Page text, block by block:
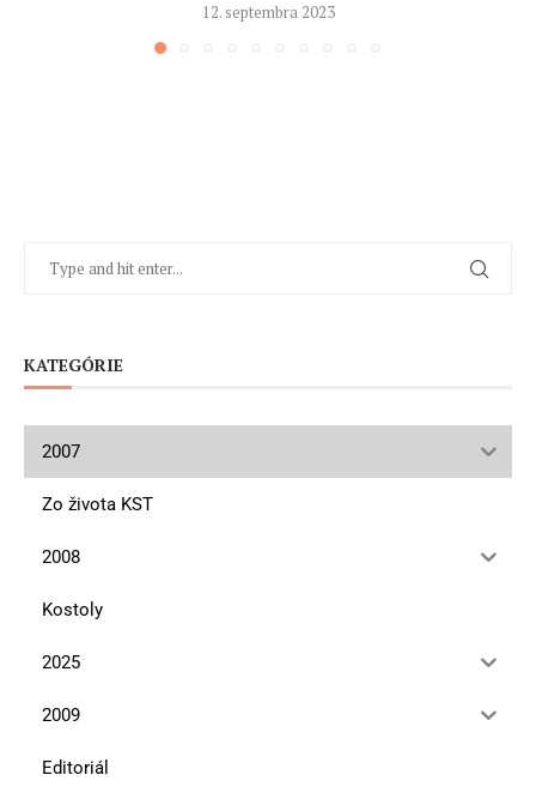
12. septembra 2023
KATEGÓRIE
2007
Zo života KST
2008
Kostoly
2025
2009
Editoriál